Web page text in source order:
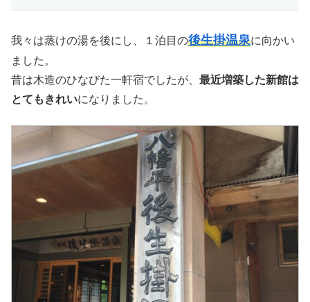
我々は蒸けの湯を後にし、１泊目の後生掛温泉に向かい
ました。
昔は木造のひなびた一軒宿でしたが、 最近増築した新館は
とてもきれいになりました。